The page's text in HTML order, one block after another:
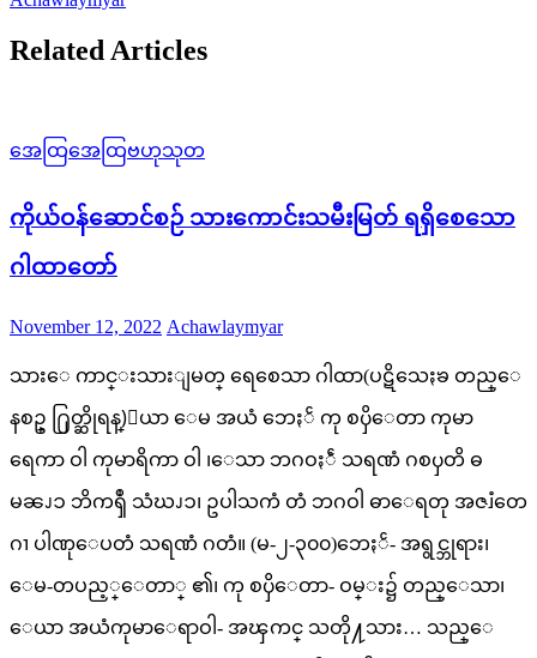
Related Articles
အေထြအေထြဗဟုသုတ
ကိုယ်ဝန်ဆောင်စဉ် သားကောင်းသမီးမြတ် ရရှိစေသော
ဂါထာတော်
Posted
November 12, 2022 Author
Achawlaymyar
သားေ ကာင္းသားျမတ္ ရေစေသာ ဂါထာ(ပဋိသေႏၶ တည္ေ
နစဥ္ ႐ြတ္ဆိုရန္)ေယာ ေမ အယံ ဘေႏၲ ကု စၦိေတာ ကုမာ
ရေကာ ဝါ ကုမာရိကာ ဝါ ၊ေသာ ဘဂဝႏၲံ သရဏံ ဂစၦတိ ဓ
မၼၪၥ ဘိကၡဳ သံဃၪၥ၊ ဥပါသကံ တံ ဘဂဝါ ဓာေရတု အဇၨတေ
ဂၢ ပါဏုေပတံ သရဏံ ဂတံ။ (မ-၂-၃၀၀)ဘေႏၲ- အရွင္ဘုရား၊
ေမ-တပည့္ေတာ္ ၏၊ ကု စၦိေတာ- ဝမ္း၌ တည္ေသာ၊
ေယာ အယံကုမာေရာဝါ- အၾကင္ သတို႔သား… သည္ေ